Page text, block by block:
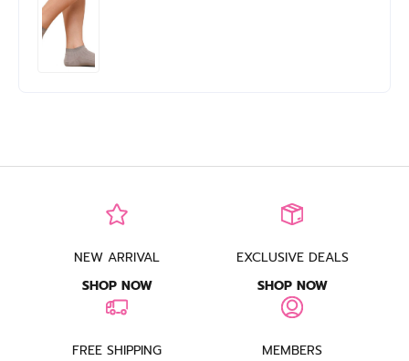
NEW ARRIVAL
SHOP NOW
EXCLUSIVE DEALS
SHOP NOW
FREE SHIPPING
MEMBERS